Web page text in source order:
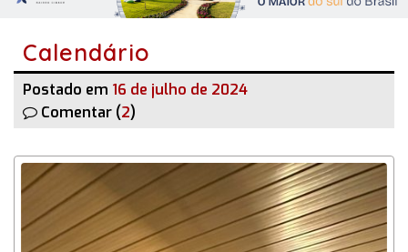
Calendário
Postado em 16 de julho de 2024
Comentar (2)